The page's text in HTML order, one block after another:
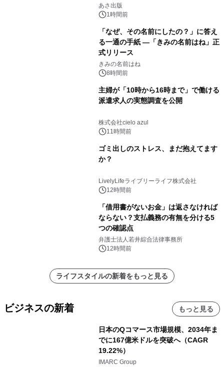
養としての蕎麦』2026年8月25日
（火）発売
あさ出版
1時間前
「なぜ、その名前にしたの？」に答え
る一通の手紙 ―「きみの名前はね」正
式リリース
きみの名前はね
8時間前
主婦が「10時から16時まで」で働ける
派遣求人の実態調査を公開
株式会社cielo azul
11時間前
ゴミ出しのストレス、まだ抱えてます
か？
LivelyLifeライブリーライフ株式会社
12時間前
「借用書がないお金」は返さなければ
ならない？支払義務の有無を分ける5
つの確認点
弁護士法人若井綜合法律事務所
12時間前
ライフスタイルの新着をもっと見る
ビジネスの新着 もっと見る
日本のQコマース市場規模、2034年ま
でに167億米ドルを突破へ（CAGR
19.22%）
IMARC Group